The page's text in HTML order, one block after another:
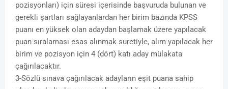
pozisyonları) için süresi içerisinde başvuruda bulunan ve
gerekli şartları sağlayanlardan her birim bazında KPSS
puanı en yüksek olan adaydan başlamak üzere yapılacak
puan sıralaması esas alınmak suretiyle, alım yapılacak her
birim ve pozisyon için 4 (dört) katı aday mülakata
çağırılacaktır.
3-Sözlü sınava çağırılacak adayların eşit puana sahip